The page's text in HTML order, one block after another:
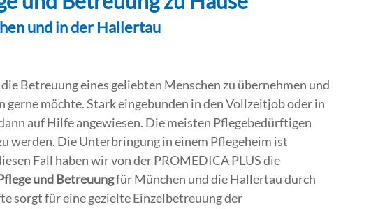
und in der Hallertau
Betreuung eines geliebten Menschen zu übernehmen und
gerne möchte. Stark eingebunden in den Vollzeitjob oder in
auf Hilfe angewiesen. Die meisten Pflegebedürftigen
werden. Die Unterbringung in einem Pflegeheim ist
Fall haben wir von der PROMEDICA PLUS die
und Betreuungfür München und die Hallertau durch
sorgt für eine gezielte Einzelbetreuung der